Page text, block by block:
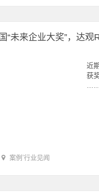
“未来企业大奖”，达观
近
获
案例 ’行业见闻